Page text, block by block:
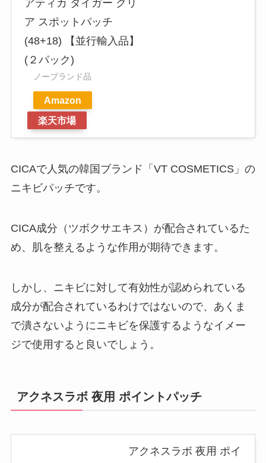
アティカ タイガー クリ
ア スポットパッチ
(48+18) 【並行輸入品】
(２パック)
ノーブランド品
Amazon
楽天市場
CICAで人気の韓国ブランド「VT COSMETICS」の
ニキビパッチです。
CICA成分（ツボクサエキス）が配合されているた
め、肌を整えるような作用が期待できます。
しかし、ニキビに対して有効性が認められている
成分が配合されているわけではないので、あくま
で潰さないようにニキビを保護するようなイメー
ジで使用すると良いでしょう。
アクネスラボ 夜用 ポイントパッチ
アクネスラボ 夜用 ポイ